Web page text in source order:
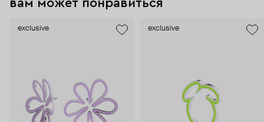
вам может понравиться
exclusive exclusive